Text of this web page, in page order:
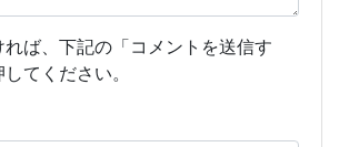
れば、下記の「コメントを送信す
てください。